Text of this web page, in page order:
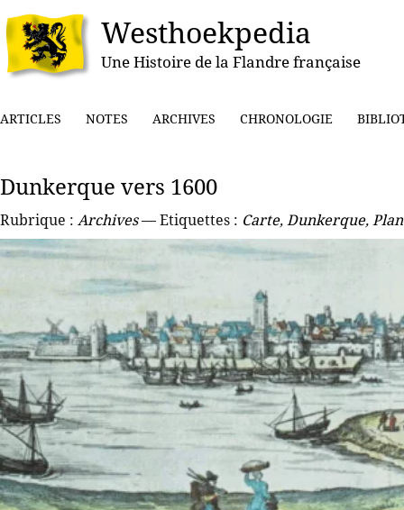
Westhoekpedia
Une Histoire de la Flandre française
ARTICLES NOTES ARCHIVES CHRONOLOGIE
Dunkerque vers 1600
Rubrique : Archives— Etiquettes : Carte,Dunkerque,Plan